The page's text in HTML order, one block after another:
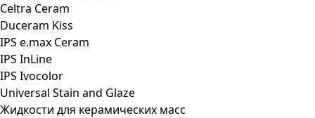
Celtra Ceram
Duceram Kiss
IPS e.max Ceram
IPS InLine
IPS Ivocolor
Universal Stain and Glaze
Жидкости для керамических масс